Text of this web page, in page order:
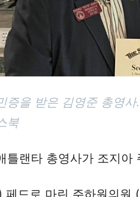
증을 받은 김영준 총영
북
틀랜타 총영사가 조지
페드로 마린 주하원의원